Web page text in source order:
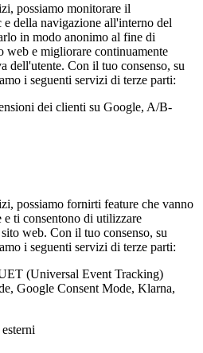
possiamo monitorare il
della navigazione all'interno del
in modo anonimo al fine di
web e migliorare continuamente
dell'utente. Con il tuo consenso, su
i seguenti servizi di terze parti:
dei clienti su Google, A/B-
possiamo fornirti feature che vanno
ti consentono di utilizzare
web. Con il tuo consenso, su
i seguenti servizi di terze parti:
(Universal Event Tracking)
Google Consent Mode, Klarna,